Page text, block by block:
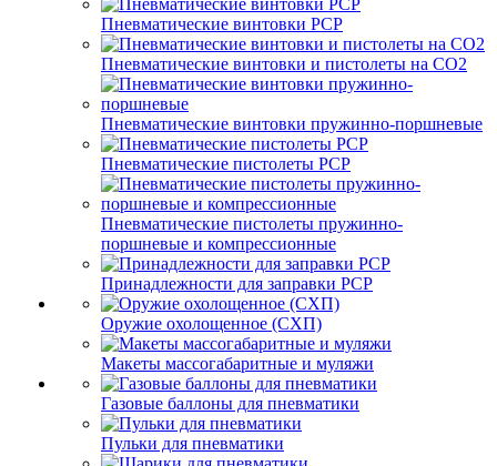
Пневматические винтовки PCP
Пневматические винтовки и пистолеты на CO2
Пневматические винтовки пружинно-поршневые
Пневматические пистолеты PCP
Пневматические пистолеты пружинно-
поршневые и компрессионные
Принадлежности для заправки PCP
Оружие охолощенное (СХП)
Макеты массогабаритные и муляжи
Газовые баллоны для пневматики
Пульки для пневматики